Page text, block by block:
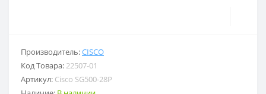
Производитель:CISCO
Код Товара:22507-01
Артикул: Cisco SG500-28P